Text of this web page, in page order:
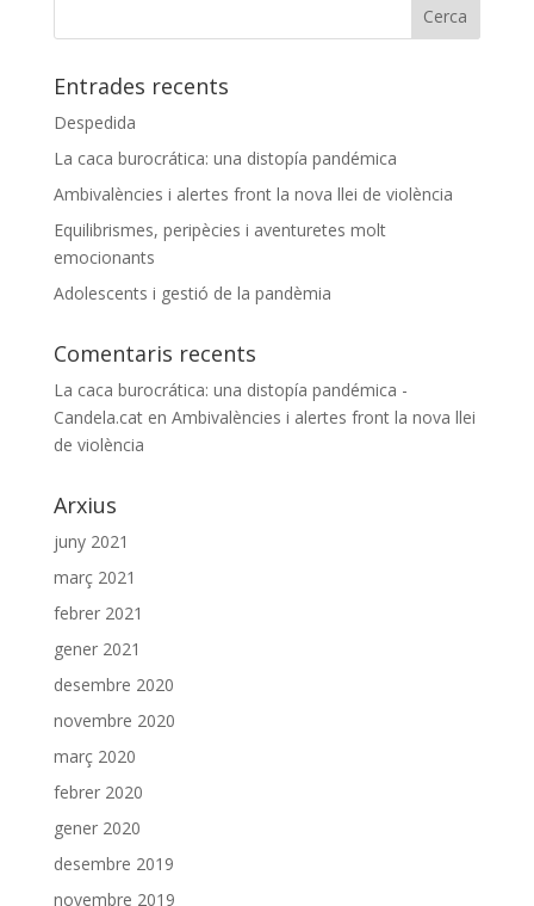
Entrades recents
Despedida
La caca burocrática: una distopía pandémica
Ambivalències i alertes front la nova llei de violència
Equilibrismes, peripècies i aventuretes molt
emocionants
Adolescents i gestió de la pandèmia
Comentaris recents
La caca burocrática: una distopía pandémica -
Candela.caten Ambivalències i alertes front la nova llei
de violència
Arxius
juny 2021
març 2021
febrer 2021
gener 2021
desembre 2020
novembre 2020
març 2020
febrer 2020
gener 2020
desembre 2019
novembre 2019